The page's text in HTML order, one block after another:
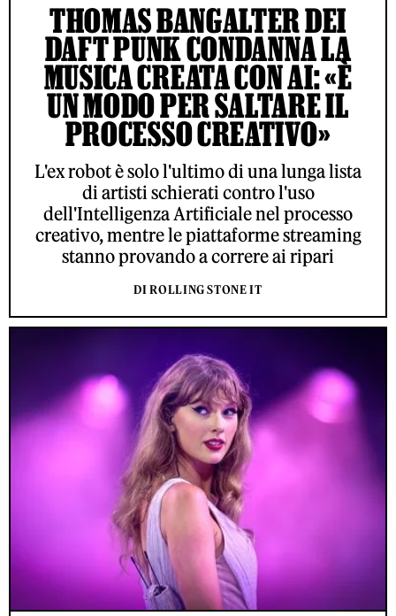
THOMAS BANGALTER DEI
DAFT PUNK CONDANNA LA
MUSICA CREATA CON AI: «È
UN MODO PER SALTARE IL
PROCESSO CREATIVO»
L'ex robot è solo l'ultimo di una lunga lista
di artisti schierati contro l'uso
dell'Intelligenza Artificiale nel processo
creativo, mentre le piattaforme streaming
stanno provando a correre ai ripari
DI ROLLING STONE IT